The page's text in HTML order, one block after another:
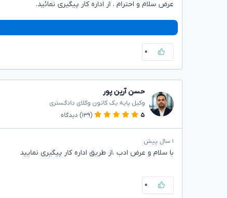
عرض سلام و احترام ، از اداره کار پیگیری نمائید.
۰
حسن آرین پور
وکیل پایه یک کانون وکلای دادگستری
۵
(۱۳۹) دیدگاه
۱ سال پیش
با سلام و عرض ادب ،از طریق اداره کار پیگیری نمایید
۰